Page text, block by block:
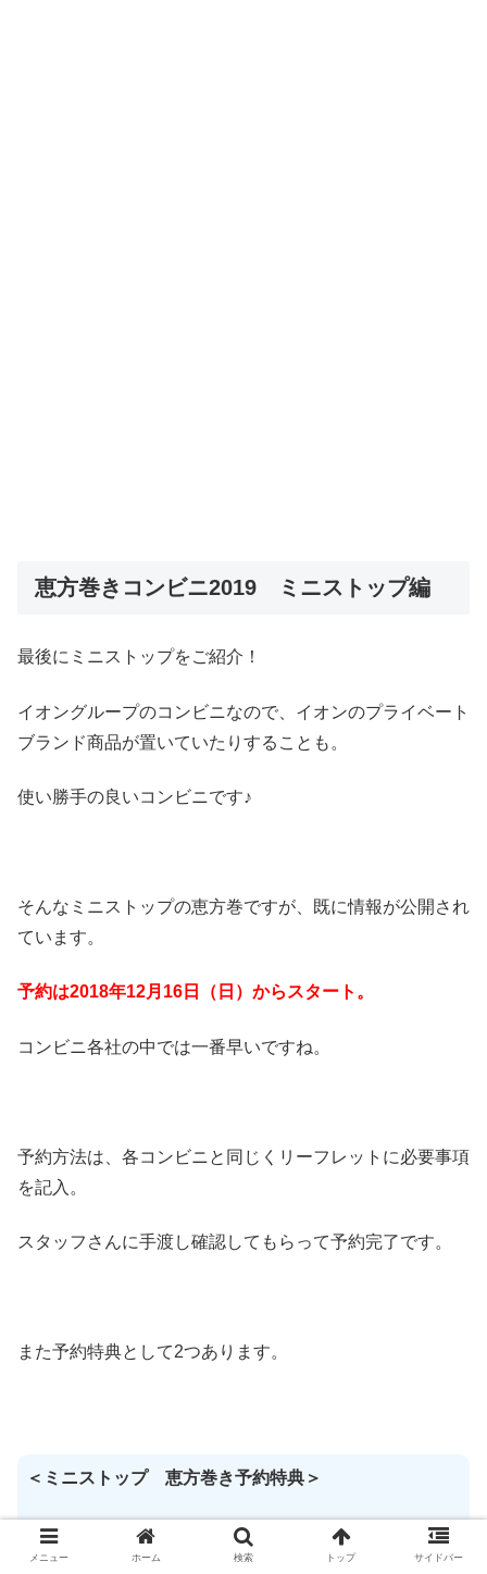
恵方巻きコンビニ2019 ミニストップ編
最後にミニストップをご紹介！
イオングループのコンビニなので、イオンのプライベート
ブランド商品が置いていたりすることも。
使い勝手の良いコンビニです♪
そんなミニストップの恵方巻ですが、既に情報が公開され
ています。
予約は2018年12月16日（日）からスタート。
コンビニ各社の中では一番早いですね。
予約方法は、各コンビニと同じくリーフレットに必要事項
を記入。
スタッフさんに手渡し確認してもらって予約完了です。
また予約特典として2つあります。
＜ミニストップ 恵方巻き予約特典＞
◎2019年1月20日までの予約で一部商品割引
メニュー ホーム 検索 トップ サイドバー